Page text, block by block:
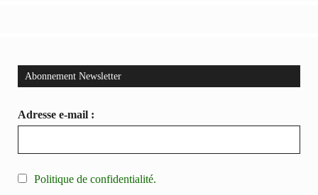
Abonnement Newsletter
Adresse e-mail :
Politique de confidentialité.